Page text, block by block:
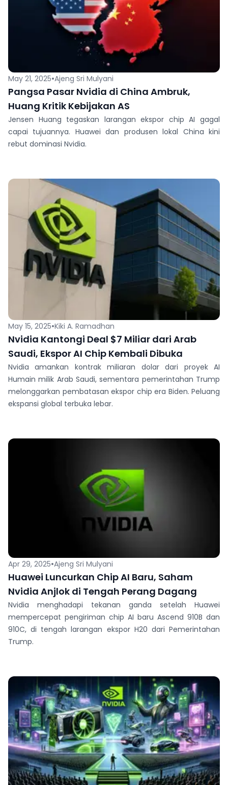
May 21, 2025•Ajeng Sri Mulyani
Pangsa Pasar Nvidia di China Ambruk,
Huang Kritik Kebijakan AS
Jensen Huang tegaskan larangan ekspor chip AI gagal
capai tujuannya. Huawei dan produsen lokal China kini
rebut dominasi Nvidia.
May 15, 2025•Kiki A. Ramadhan
Nvidia Kantongi Deal $7 Miliar dari Arab
Saudi, Ekspor AI Chip Kembali Dibuka
Nvidia amankan kontrak miliaran dolar dari proyek AI
Humain milik Arab Saudi, sementara pemerintahan Trump
melonggarkan pembatasan ekspor chip era Biden. Peluang
ekspansi global terbuka lebar.
Apr 29, 2025•Ajeng Sri Mulyani
Huawei Luncurkan Chip AI Baru, Saham
Nvidia Anjlok di Tengah Perang Dagang
Nvidia menghadapi tekanan ganda setelah Huawei
mempercepat pengiriman chip AI baru Ascend 910B dan
910C, di tengah larangan ekspor H20 dari Pemerintahan
Trump.